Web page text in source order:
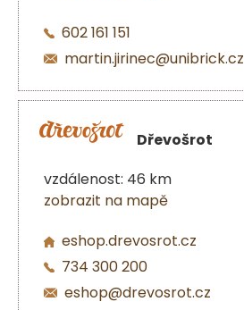
602 161 151
martin.jirinec@unibrick.cz
Dřevošrot
vzdálenost: 46 km
zobrazit na mapě
eshop.drevosrot.cz
734 300 200
eshop@drevosrot.cz